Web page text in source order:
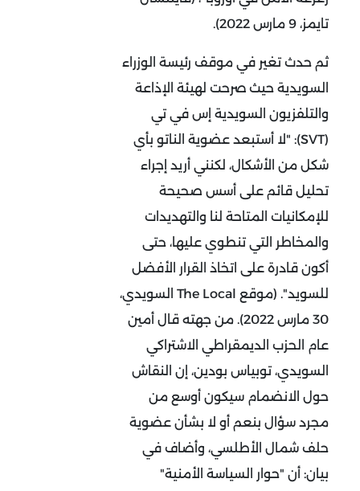
تايمز، 9 مارس 2022).
ثم حدث تغير في موقف رئيسة الوزراء
السويدية حيث صرحت لهيئة الإذاعة
والتلفزيون السويدية إس في تي
(SVT): "لا أستبعد عضوية الناتو بأي
شكل من الأشكال، لكنني أريد إجراء
تحليل قائم على أسس صحيحة
للإمكانيات المتاحة لنا والتهديدات
والمخاطر التي تنطوي عليها، حتى
أكون قادرة على اتخاذ القرار الأفضل
للسويد". (موقع The Local السويدي،
30 مارس 2022). من جهته قال أمين
عام الحزب الديمقراطي الاشتراكي
السويدي، توبياس بودين، إن النقاش
حول الانضمام سيكون أوسع من
مجرد سؤال بنعم أو لا بشأن عضوية
حلف شمال الأطلسي، وأضاف في
بيان: أن "حوار السياسة الأمنية"